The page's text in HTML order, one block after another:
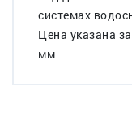
системах
Цена указана
мм